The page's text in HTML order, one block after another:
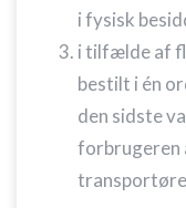
i fysisk
i tilfælde af
bestilt i én
den sidste
forbrugeren